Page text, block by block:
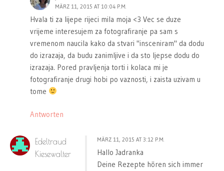
MÄRZ 11, 2015 AT 10:04 P.M.
Hvala ti za lijepe rijeci mila moja <3 Vec se duze
vrijeme interesujem za fotografiranje pa sam s
vremenom naucila kako da stvari "insceniram" da dodu
do izrazaja, da budu zanimljive i da sto ljepse dodu do
izrazaja. Pored pravljenja torti i kolaca mi je
fotografiranje drugi hobi po vaznosti, i zaista uzivam u
tome
Antworten
Edeltraud
Kiesewalter
MÄRZ 11, 2015 AT 3:12 P.M.
Hallo Jadranka
Deine Rezepte hören sich immer